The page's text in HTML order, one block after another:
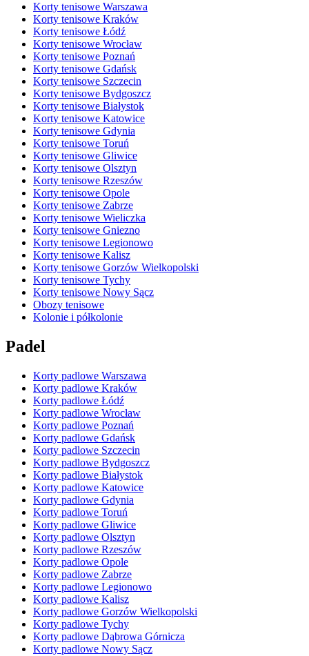
Korty tenisowe Warszawa
Korty tenisowe Kraków
Korty tenisowe Łódź
Korty tenisowe Wrocław
Korty tenisowe Poznań
Korty tenisowe Gdańsk
Korty tenisowe Szczecin
Korty tenisowe Bydgoszcz
Korty tenisowe Białystok
Korty tenisowe Katowice
Korty tenisowe Gdynia
Korty tenisowe Toruń
Korty tenisowe Gliwice
Korty tenisowe Olsztyn
Korty tenisowe Rzeszów
Korty tenisowe Opole
Korty tenisowe Zabrze
Korty tenisowe Wieliczka
Korty tenisowe Gniezno
Korty tenisowe Legionowo
Korty tenisowe Kalisz
Korty tenisowe Gorzów Wielkopolski
Korty tenisowe Tychy
Korty tenisowe Nowy Sącz
Obozy tenisowe
Kolonie i półkolonie
Padel
Korty padlowe Warszawa
Korty padlowe Kraków
Korty padlowe Łódź
Korty padlowe Wrocław
Korty padlowe Poznań
Korty padlowe Gdańsk
Korty padlowe Szczecin
Korty padlowe Bydgoszcz
Korty padlowe Białystok
Korty padlowe Katowice
Korty padlowe Gdynia
Korty padlowe Toruń
Korty padlowe Gliwice
Korty padlowe Olsztyn
Korty padlowe Rzeszów
Korty padlowe Opole
Korty padlowe Zabrze
Korty padlowe Legionowo
Korty padlowe Kalisz
Korty padlowe Gorzów Wielkopolski
Korty padlowe Tychy
Korty padlowe Dąbrowa Górnicza
Korty padlowe Nowy Sącz